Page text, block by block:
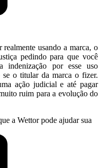
usando a marca, o
pedindo para que você
indenização por esse uso
se o titular da marca o fizer.
ação judicial e até pagar
ruim para a evolução do
a Wettor pode ajudar sua